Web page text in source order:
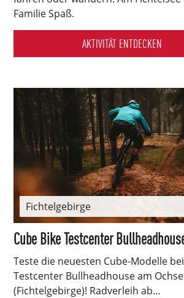
Familie Spaß.
AKTIVITÄT ENTDECKEN
Fichtelgebirge
Cube Bike Testcenter
Teste die neuesten Cube-Modelle
Testcenter Bullheadhouse am
(Fichtelgebirge)! Radverleih ab…